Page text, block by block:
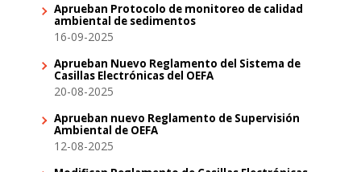
Aprueban Protocolo de monitoreo de calidad
ambiental de sedimentos
16-09-2025
Aprueban Nuevo Reglamento del Sistema de
Casillas Electrónicas del OEFA
20-08-2025
Aprueban nuevo Reglamento de Supervisión
Ambiental de OEFA
12-08-2025